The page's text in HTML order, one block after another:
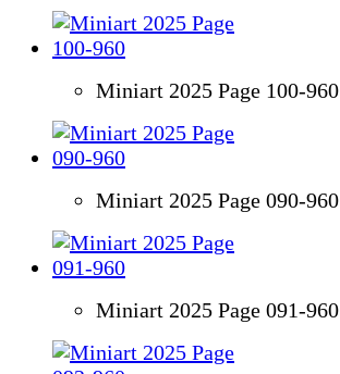
Miniart 2025 Page 100-960
Miniart 2025 Page 090-960
Miniart 2025 Page 091-960